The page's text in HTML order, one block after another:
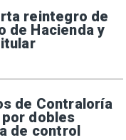
reintegro de
de Hacienda y
de Contraloría
dobles
de control